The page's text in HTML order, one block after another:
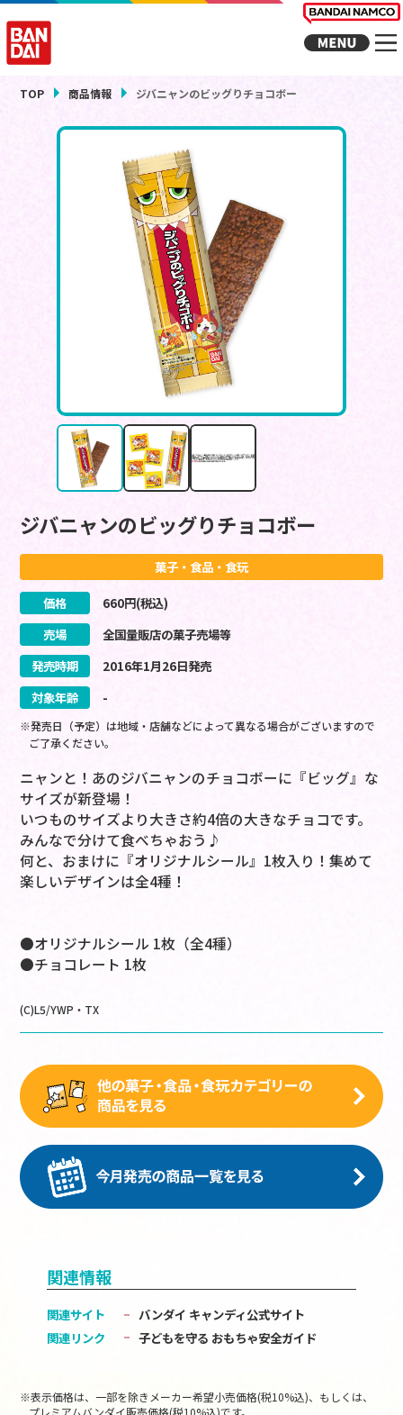
TOP 商品情報 ジバニャンのビッグりチョコボー
ジバニャンのビッグりチョコボー
菓子・食品・食玩
価格 660円(税込)
売場
全国量販店の菓子売場等
発売時期
2016年1月26日発売
対象年齢
-
※発売日（予定）は地域・店舗などによって異なる場合がございますので
ご了承ください。
ニャンと！あのジバニャンのチョコボーに『ビッグ』な
サイズが新登場！
いつものサイズより大きさ約4倍の大きなチョコです。
みんなで分けて食べちゃおう♪
何と、おまけに『オリジナルシール』1枚入り！集めて
楽しいデザインは全4種！
●オリジナルシール 1枚（全4種）
●チョコレート 1枚
(C)L5/YWP・TX
関連情報
関連サイト
バンダイ キャンディ公式サイト
関連リンク
子どもを守る おもちゃ安全ガイド
※表示価格は、一部を除きメーカー希望小売価格(税10%込)、もしくは、